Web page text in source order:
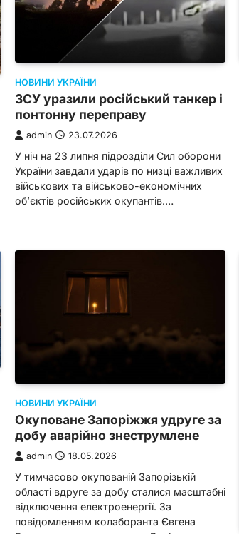
НОВИНИ УКРАЇНИ
ЗСУ уразили російський танкер і
понтонну переправу
admin 23.07.2026
У ніч на 23 липня підрозділи Сил оборони
України завдали ударів по низці важливих
військових та військово-економічних
об’єктів російських окупантів.…
НОВИНИ УКРАЇНИ
Окуповане Запоріжжя удруге за
добу аварійно знеструмлене
admin 18.05.2026
У тимчасово окупованій Запорізькій
області вдруге за добу сталися масштабні
відключення електроенергії. За
повідомленням колаборанта Євгена